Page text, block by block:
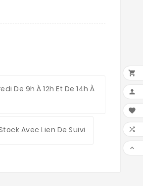
De 9h À 12h Et De 14h À
Avec Lien De Suivi




